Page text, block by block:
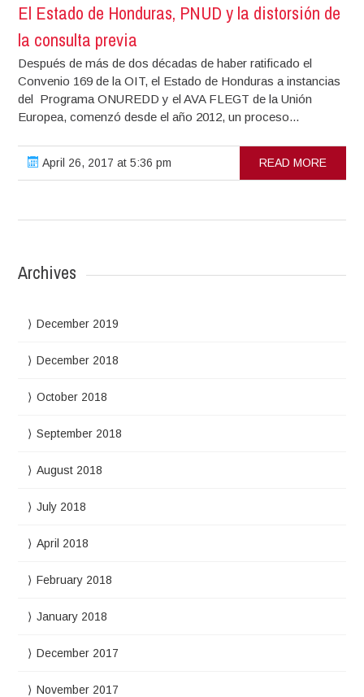
El Estado de Honduras, PNUD y la distorsión de
la consulta previa
Después de más de dos décadas de haber ratificado el
Convenio 169 de la OIT, el Estado de Honduras a instancias
del Programa ONUREDD y el AVA FLEGT de la Unión
Europea, comenzó desde el año 2012, un proceso...
April 26, 2017 at 5:36 pm READ MORE
Archives
December 2019
December 2018
October 2018
September 2018
August 2018
July 2018
April 2018
February 2018
January 2018
December 2017
November 2017